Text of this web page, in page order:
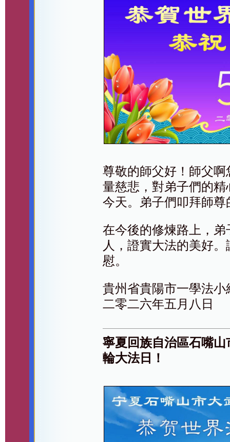
尊敬的師父好！師父
量慈悲，對弟子們的
今天。弟子們叩拜師尊
在今後的修煉路上，
人，證實大法的美好
慰。
貴州省貴陽市一學法
二零二六年五月八日
寧夏回族自治區石嘴
輪大法日！